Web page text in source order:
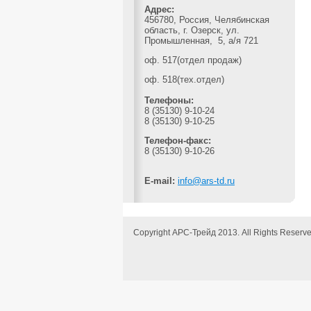
Адрес:
456780, Россия, Челябинская
область, г. Озерск, ул.
Промышленная, 5, а/я 721
оф. 517(отдел продаж)
оф. 518(тех.отдел)
Телефоны:
8 (35130) 9-10-24
8 (35130) 9-10-25
Телефон-факс:
8 (35130) 9-10-26
E-mail: info@ars-td.ru
Copyright АРС-Трейд 2013. All Rights